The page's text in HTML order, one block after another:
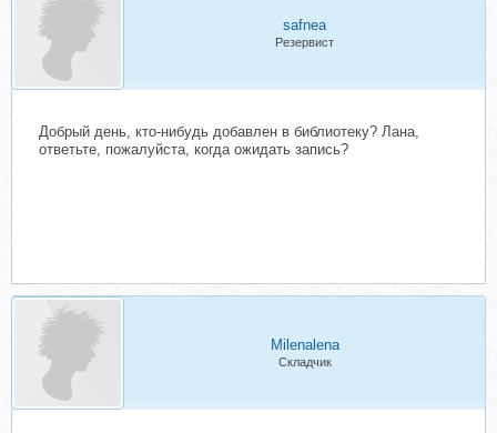
safnea
Резервист
Добрый день, кто-нибудь добавлен в библиотеку? Лана,
ответьте, пожалуйста, когда ожидать запись?
Milenalena
Складчик